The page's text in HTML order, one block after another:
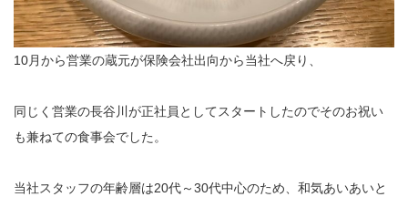
10月から営業の蔵元が保険会社出向から当社へ戻り、
同じく営業の長谷川が正社員としてスタートしたのでそのお祝い
も兼ねての食事会でした。
当社スタッフの年齢層は20代～30代中心のため、和気あいあいと